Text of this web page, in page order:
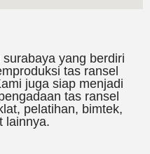
yang berdiri
tas ransel
juga siap menjadi
tas ransel
pelatihan, bimtek,
lainnya.